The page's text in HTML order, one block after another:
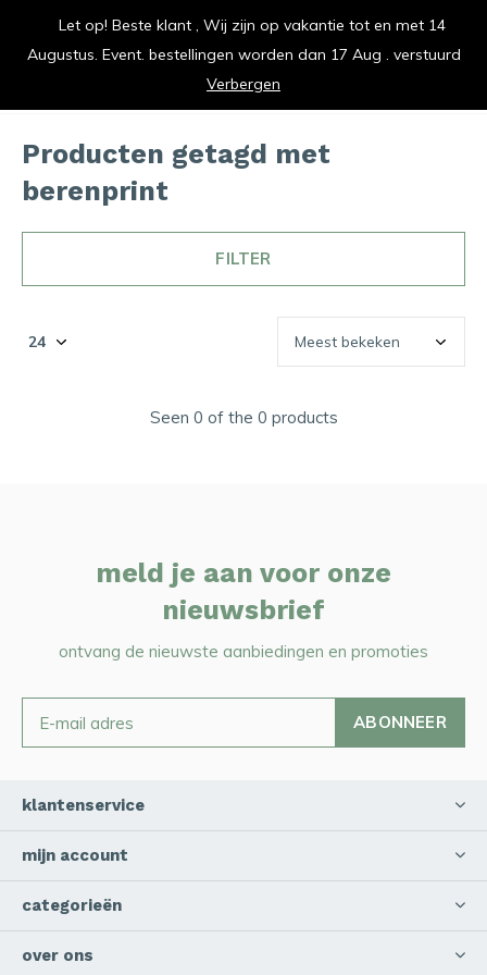
vrolijk je keuken op
Producten getagd met
berenprint
FILTER
Seen 0 of the 0 products
meld je aan voor onze
nieuwsbrief
ontvang de nieuwste aanbiedingen en promoties
ABONNEER
klantenservice
mijn account
categorieën
over ons
Let op! Beste klant , Wij zijn op vakantie tot en met 14
Augustus. Event. bestellingen worden dan 17 Aug . verstuurd
Verbergen